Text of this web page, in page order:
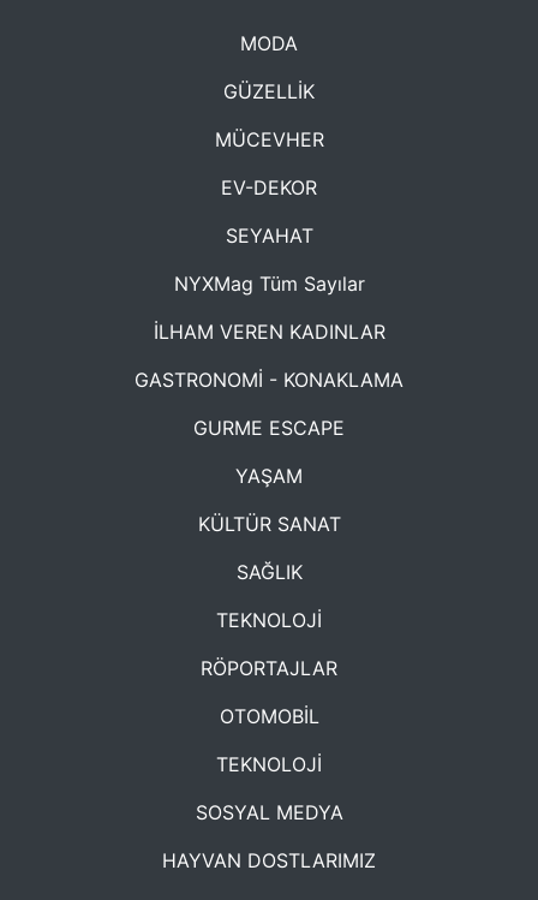
MODA
GÜZELLİK
MÜCEVHER
EV-DEKOR
SEYAHAT
NYXMag Tüm Sayılar
İLHAM VEREN KADINLAR
GASTRONOMİ - KONAKLAMA
GURME ESCAPE
YAŞAM
KÜLTÜR SANAT
SAĞLIK
TEKNOLOJİ
RÖPORTAJLAR
OTOMOBİL
TEKNOLOJİ
SOSYAL MEDYA
HAYVAN DOSTLARIMIZ